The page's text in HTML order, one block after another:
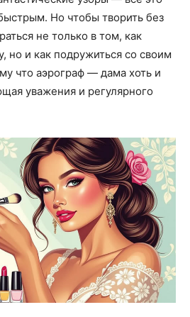
нем
Но чтобы творить без
не только в том, как
но и как подружиться со своим
что аэрограф — дама хоть и
уважения и регулярного